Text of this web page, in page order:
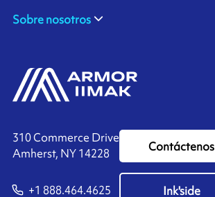
310 Commerce Drive
Amherst, NY 14228
+1 888.464.4625
Contáctenos
Ink'side
Sobre nosotros